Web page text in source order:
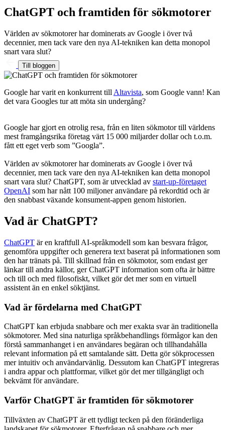
ChatGPT och framtiden för sökmotorer
Världen av sökmotorer har dominerats av Google i över två
decennier, men tack vare den nya AI-tekniken kan detta monopol
snart vara slut?
Till bloggen
Google har varit en konkurrent till Altavista, som Google vann! Kan
det vara Googles tur att möta sin undergång?
Google har gjort en otrolig resa, från en liten sökmotor till världens
mest framgångsrika företag värt 15 000 miljarder dollar och t.o.m.
fått ett eget verb som ”Googla”.
Världen av sökmotorer har dominerats av Google i över två
decennier, men tack vare den nya AI-tekniken kan detta monopol
snart vara slut? ChatGPT, som är utvecklad av start-up-företaget
OpenAI som har nått 100 miljoner användare på rekordtid och är
den snabbast växande konsument-appen genom historien.
Vad är ChatGPT?
ChatGPT är en kraftfull AI-språkmodell som kan besvara frågor,
genomföra uppgifter och generera text baserat på informationen som
den har tränats på. Till skillnad från en sökmotor, som endast ger
länkar till andra källor, ger ChatGPT information som ofta är bättre
och till och med filosofiskt, vilket gör det mer som en virtuell
assistent än en enkel söktjänst.
Vad är fördelarna med ChatGPT
ChatGPT kan erbjuda snabbare och mer exakta svar än traditionella
sökmotorer. Med sina naturliga språkbehandlings förmågor kan den
förstå sammanhanget i en användares begäran och tillhandahålla
relevant information på ett samtalande sätt. Detta gör sökprocessen
mer intuitiv och användarvänlig. Dessutom kan ChatGPT integreras
i andra appar och plattformar, vilket gör det mer tillgängligt och
bekvämt för användare.
Varför ChatGPT är framtiden för sökmotorer
Tillväxten av ChatGPT är ett tydligt tecken på den föränderliga